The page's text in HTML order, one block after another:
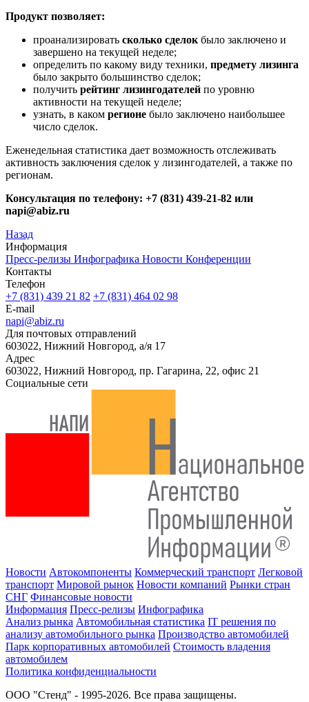
Продукт позволяет:
проанализировать сколько сделок было заключено и
завершено на текущей неделе;
определить по какому виду техники, предмету лизинга
было закрыто большинство сделок;
получить рейтинг лизингодателей по уровню
активности на текущей неделе;
узнать, в каком регионе было заключено наибольшее
число сделок.
Еженедельная статистика дает возможность отслеживать
активность заключения сделок у лизингодателей, а также по
регионам.
Консультация по телефону: +7 (831) 439-21-82 или
napi@abiz.ru
Назад
Информация
Пресс-релизы Инфографика Новости Конференции
Контакты
Телефон
+7 (831) 439 21 82 +7 (831) 464 02 98
E-mail
napi@abiz.ru
Для почтовых отправлений
603022, Нижний Новгород, а/я 17
Адрес
603022, Нижний Новгород, пр. Гагарина, 22, офис 21
Социальные сети
Новости Автокомпоненты Коммерческий транспорт Легковой
транспорт Мировой рынок Новости компаний Рынки стран
СНГ Финансовые новости
Информация Пресс-релизы Инфографика
Анализ рынка Автомобильная статистика IT решения по
анализу автомобильного рынка Производство автомобилей
Парк корпоративных автомобилей Стоимость владения
автомобилем
Политика конфиденциальности
ООО "Стенд" - 1995-2026. Все права защищены.